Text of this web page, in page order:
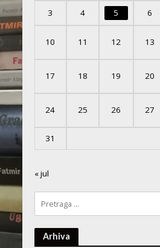
3 4 5 6
10 11 12 13
17 18 19 20
24 25 26 27
31
« jul
Arhiva